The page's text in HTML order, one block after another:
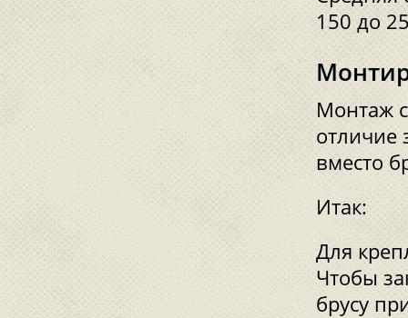
150 до
Монтаж
отличие
вместо
Итак:
Для
Чтобы
брусу